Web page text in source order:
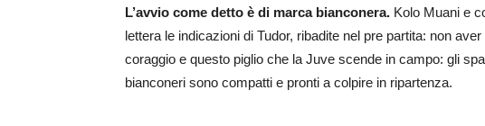
L’avvio come detto è di marca bianconera. Kolo Muani e
lettera le indicazioni di Tudor, ribadite nel pre partita: non
coraggio e questo piglio che la Juve scende in campo: gli
bianconeri sono compatti e pronti a colpire in ripartenza.